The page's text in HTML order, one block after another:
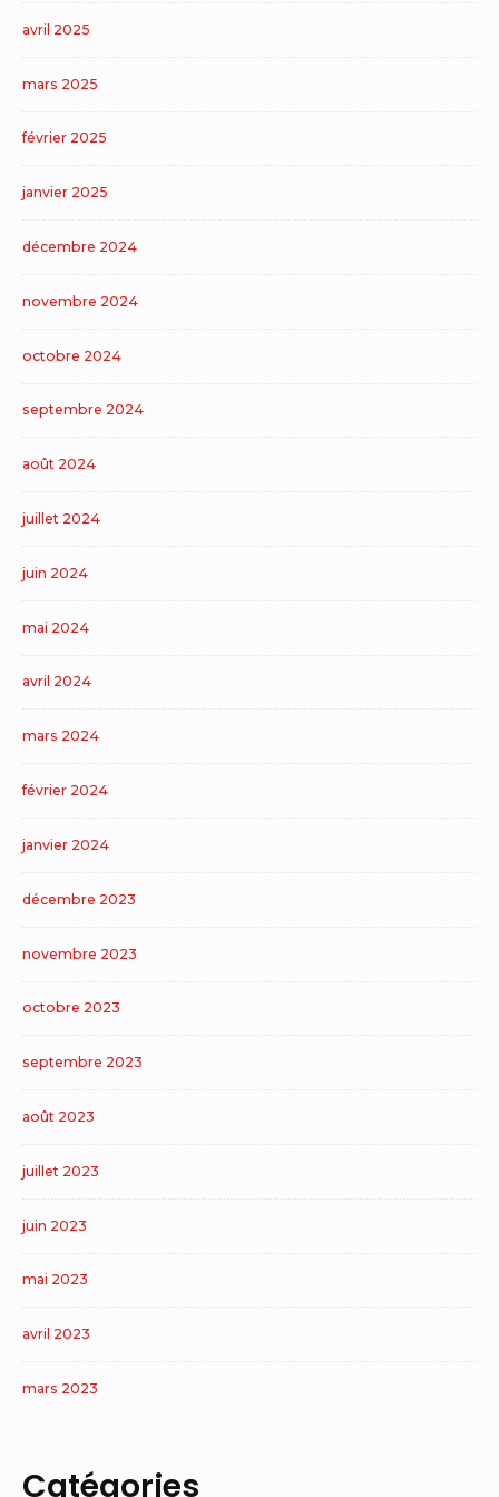
avril 2025
mars 2025
février 2025
janvier 2025
décembre 2024
novembre 2024
octobre 2024
septembre 2024
août 2024
juillet 2024
juin 2024
mai 2024
avril 2024
mars 2024
février 2024
janvier 2024
décembre 2023
novembre 2023
octobre 2023
septembre 2023
août 2023
juillet 2023
juin 2023
mai 2023
avril 2023
mars 2023
Catégories